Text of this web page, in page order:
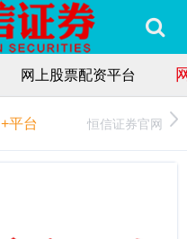
网上股票配资平台
+平台 恒信证券官网